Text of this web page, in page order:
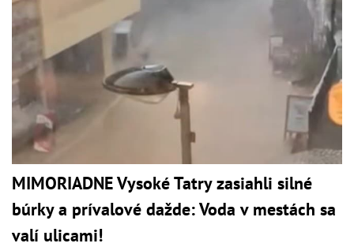
MIMORIADNE Vysoké Tatry zasiahli silné
búrky a prívalové dažde: Voda v mestách sa
valí ulicami!